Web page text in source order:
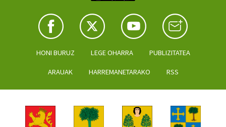
HONI BURUZ LEGE OHARRA PUBLIZITATEA
ARAUAK HARREMANETARAKO RSS